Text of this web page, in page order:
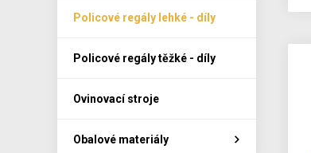
Policové regály lehké - díly
Policové regály těžké - díly
Ovinovací stroje
Obalové materiály